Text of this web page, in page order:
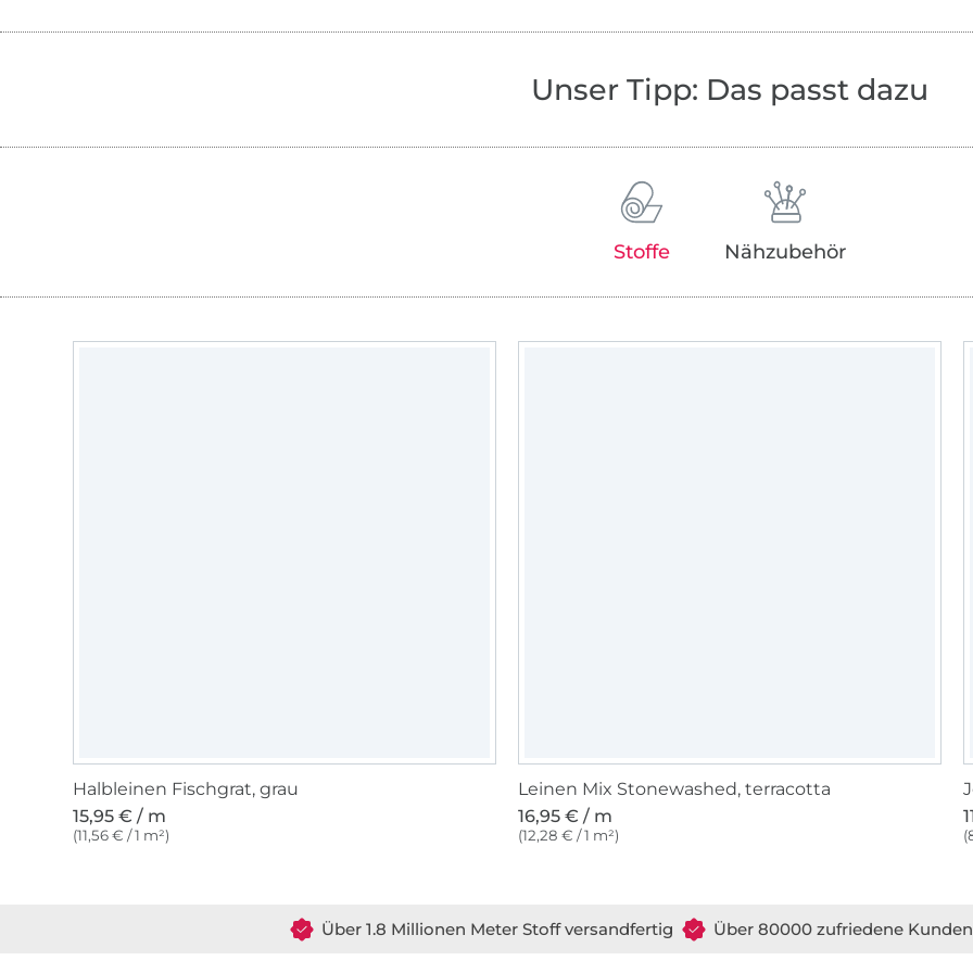
Unser Tipp: Das passt dazu
Stoffe Nähzubehör
Halbleinen Fischgrat, grau
15,95 € / m
(11,56 € / 1 m²)
Leinen Mix Stonewashed, terracotta
16,95 € / m
(12,28 € / 1 m²)
Über 1.8 Millionen Meter Stoff versandfertig Über 80000 zufriedene Kunden